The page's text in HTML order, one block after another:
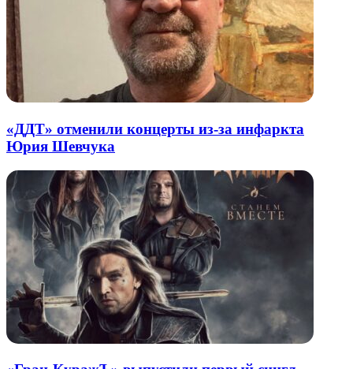
«ДДТ» отменили концерты из-за инфаркта
Юрия Шевчука